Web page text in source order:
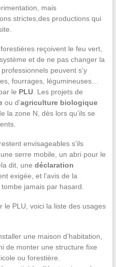
mais
strictes,des productions qui
reçoivent le feu vert,
et de ne pas changer la
peuvent s’y
fourrages, légumineuses…
le PLU. Les projets de
ou d’agriculture biologique
la zone N, dès lors qu’ils se
envisageables s’ils
serre mobile, un abri pour le
dit, une déclaration
exigée, et l’avis de la
jamais par hasard.
le PLU, voici la liste des usages
une maison d’habitation,
de monter une structure fixe
ou forestière.